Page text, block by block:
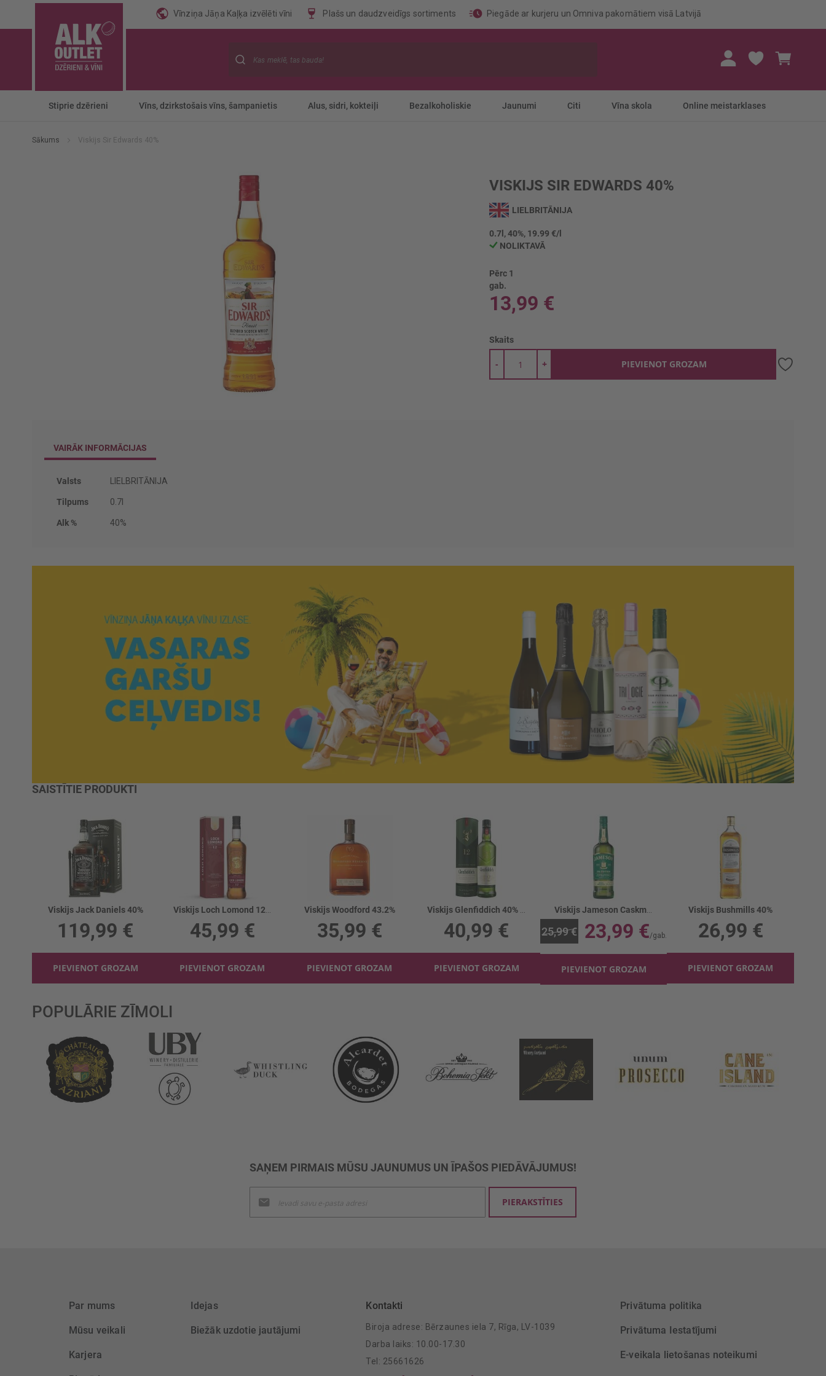
Vīnziņa Jāņa Kaļķa izvēlēti vīni Plašs un daudzveidīgs sortiments Piegāde ar kurjeru un Omniva pakomātiem visā Latvijā
Stiprie dzērieni Vīns, dzirkstošais vīns, šampanietis Alus, sidri, kokteiļi Bezalkoholiskie Jaunumi Citi Vīna skola Online meistarklases
Sākums Viskijs Sir Edwards 40%
VISKIJS SIR EDWARDS 40%
sākumu
LIELBRITĀNIJA
0.7l, 40%, 19.99 €/l
NOLIKTAVĀ
Pērc 1
gab.
13,99 €
Skaits
+
- PIEVIENOT GROZAM
VAIRĀK INFORMĀCIJAS
Vairāk
Valsts LIELBRITĀNIJA
Tilpums 0.7l
Alk % 40%
SAISTĪTIE PRODUKTI
Viskijs Jack Daniels 40%
119,99 €
PIEVIENOT GROZAM
Viskijs Loch Lomond 12YO Single Malt 46%
45,99 €
PIEVIENOT GROZAM
Viskijs Woodford 43.2%
35,99 €
PIEVIENOT GROZAM
Viskijs Glenfiddich 40% kārbā
40,99 €
PIEVIENOT GROZAM
Viskijs Jameson Caskmates IPA 40%
25,99 € 23,99 €
PIEVIENOT GROZAM
Viskijs Bushmills 40%
26,99 €
PIEVIENOT GROZAM
POPULĀRIE ZĪMOLI
SAŅEM PIRMAIS MŪSU JAUNUMUS UN ĪPAŠOS PIEDĀVĀJUMUS!
jaunumu
saņemšanai:
PIERAKSTĪTIES
Par mums
Mūsu veikali
Karjera
Idejas
Biežāk uzdotie jautājumi
Kontakti
Biroja adrese: Bērzaunes iela 7, Rīga, LV-1039
Darba laiks: 10.00-17.30
Tel: 25661626
Privātuma politika
Privātuma Iestatījumi
E-veikala lietošanas noteikumi